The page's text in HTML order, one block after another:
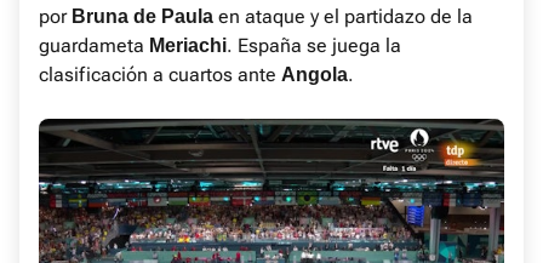
por Bruna de Paula en ataque y el partidazo de la
guardameta Meriachi. España se juega la
clasificación a cuartos ante Angola.